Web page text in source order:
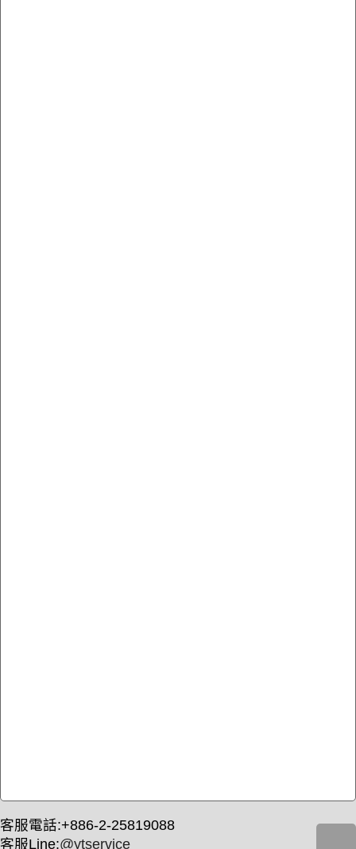
客服電話:+886-2-25819088
客服Line:@ytservice